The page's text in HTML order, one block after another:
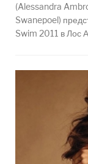
(Alessandra
Swanepoel)
Swim 2011 в Лос